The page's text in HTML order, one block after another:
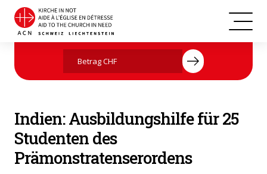
Indien
Jetzt mit Ihrer Spende helfen
Indien: Ausbildungshilfe für 25
Studenten des
Prämonstratenserordens